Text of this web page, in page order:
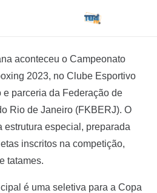
aconteceu o Campeonato
2023, no Clube Esportivo
e parceria da Federação de
Rio de Janeiro (FKBERJ). O
estrutura especial, preparada
inscritos na competição,
tatames.
é uma seletiva para a Copa